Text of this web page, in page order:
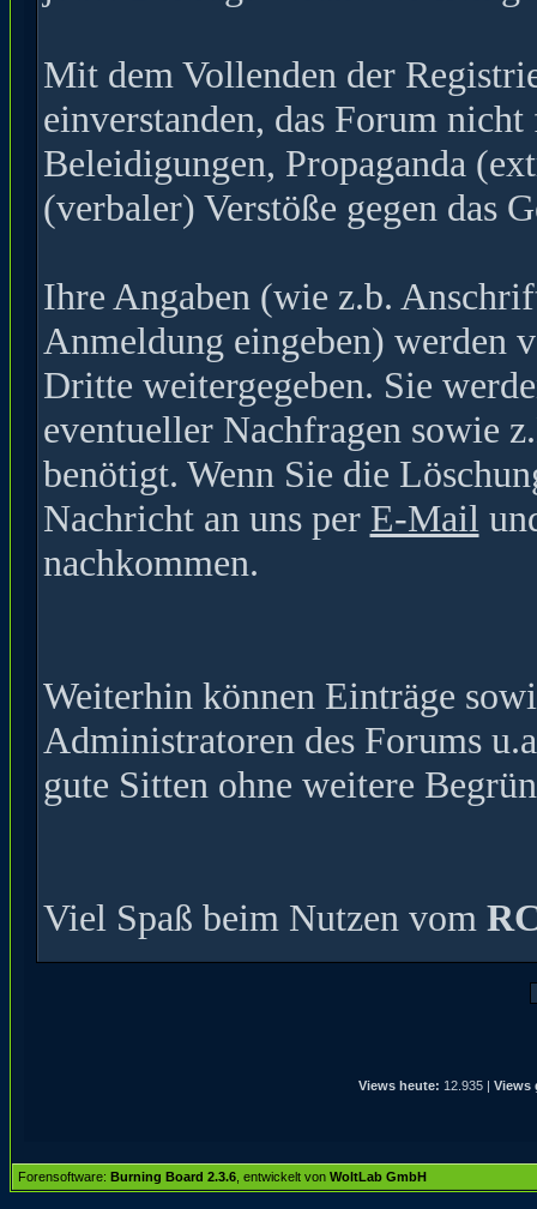
Mit dem Vollenden der
einverstanden, das Forum
Beleidigungen, Propaganda
(verbaler) Verstöße gegen das
Ihre Angaben (wie z.b.
Anmeldung eingeben) werden
Dritte weitergegeben. Sie
eventueller Nachfragen sowie
benötigt. Wenn Sie die
Nachricht an uns per E-Mail
nachkommen.
Weiterhin können Einträge
Administratoren des Forums
gute Sitten ohne weitere
Viel Spaß beim Nutzen vom
Views heute: 12.935 | Views
Forensoftware: Burning Board 2.3.6 , entwickelt von WoltLab GmbH